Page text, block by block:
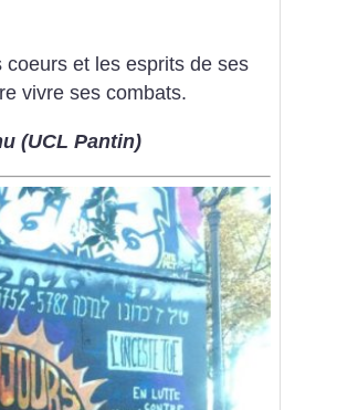
et les esprits de ses
vivre ses combats.
(UCL Pantin)